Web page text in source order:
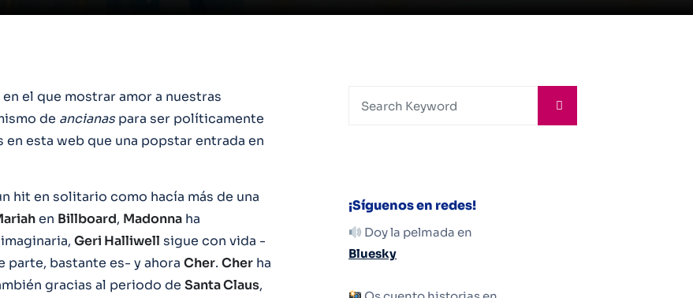
el que mostrar amor a nuestras
de ancianaspara ser políticamente
esta web que una popstar entrada en
hit en solitario como hacía más de una
en Billboard, Madonna ha
Geri Halliwell sigue con vida -
bastante es- y ahora Cher. Cher ha
gracias al periodo de Santa Claus,
¡Síguenos en redes!
Doy la pelmada en
Bluesky